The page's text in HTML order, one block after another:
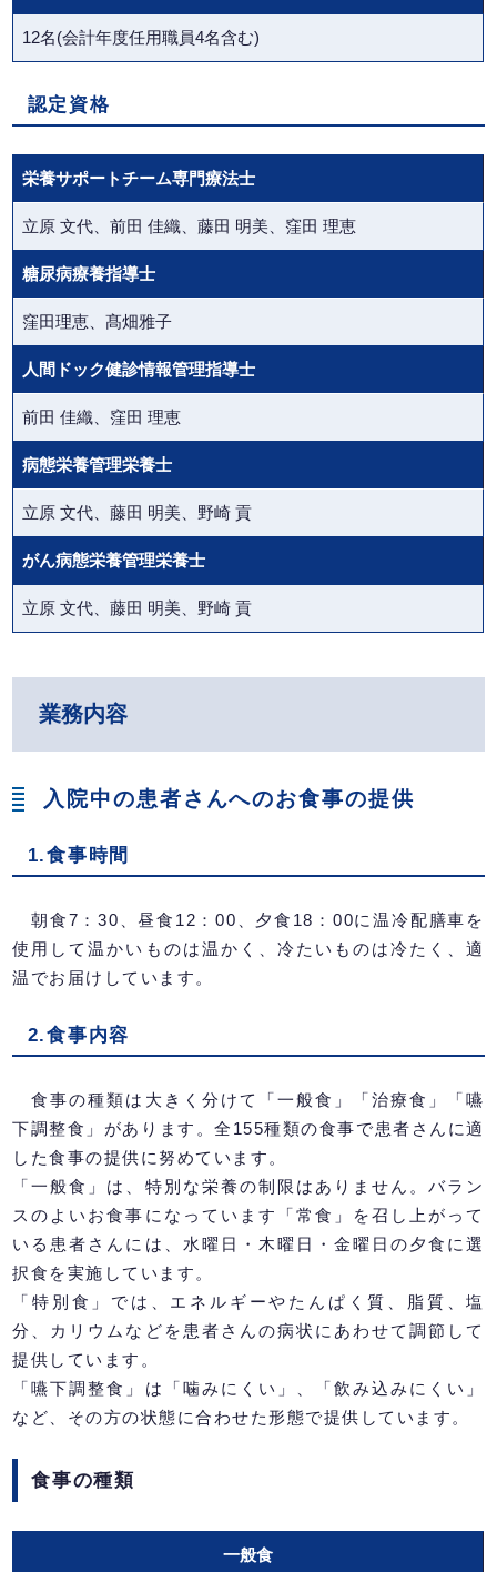
12名(会計年度任用職員4名含む)
認定資格
栄養サポートチーム専門療法士
立原 文代、前田 佳織、藤田 明美、窪田 理恵
糖尿病療養指導士
窪田理恵、髙畑雅子
人間ドック健診情報管理指導士
前田 佳織、窪田 理恵
病態栄養管理栄養士
立原 文代、藤田 明美、野崎 貢
がん病態栄養管理栄養士
立原 文代、藤田 明美、野崎 貢
業務内容
入院中の患者さんへのお食事の提供
1.食事時間
朝食7：30、昼食12：00、夕食18：00に温冷配膳車を
使用して温かいものは温かく、冷たいものは冷たく、適
温でお届けしています。
2.食事内容
食事の種類は大きく分けて「一般食」「治療食」「嚥
下調整食」があります。全155種類の食事で患者さんに適
した食事の提供に努めています。
「一般食」は、特別な栄養の制限はありません。バラン
スのよいお食事になっています「常食」を召し上がって
いる患者さんには、水曜日・木曜日・金曜日の夕食に選
択食を実施しています。
「特別食」では、エネルギーやたんぱく質、脂質、塩
分、カリウムなどを患者さんの病状にあわせて調節して
提供しています。
「嚥下調整食」は「噛みにくい」、「飲み込みにくい」
など、その方の状態に合わせた形態で提供しています。
食事の種類
一般食